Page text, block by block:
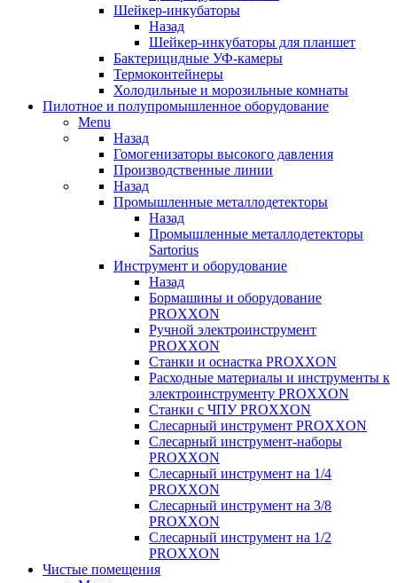
Шейкер-инкубаторы
Назад
Шейкер-инкубаторы для планшет
Бактерицидные УФ-камеры
Термоконтейнеры
Холодильные и морозильные комнаты
Пилотное и полупромышленное оборудование
Menu
Назад
Гомогенизаторы высокого давления
Производственные линии
Назад
Промышленные металлодетекторы
Назад
Промышленные металлодетекторы
Sartorius
Инструмент и оборудование
Назад
Бормашины и оборудование
PROXXON
Ручной электроинструмент
PROXXON
Cтанки и оснастка PROXXON
Расходные материалы и инструменты к
электроинструменту PROXXON
Станки с ЧПУ PROXXON
Слесарный инструмент PROXXON
Слесарный инструмент-наборы
PROXXON
Слесарный инструмент на 1/4
PROXXON
Слесарный инструмент на 3/8
PROXXON
Слесарный инструмент на 1/2
PROXXON
Чистые помещения